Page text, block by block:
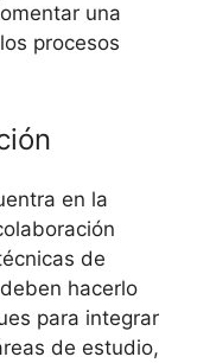
una
procesos
en la
de
hacerlo
para integrar
de estudio,